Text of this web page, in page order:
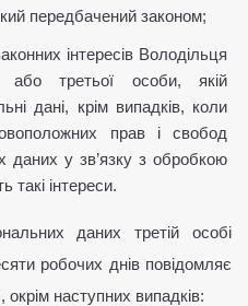
передбачений законом;
інтересів Володільця
або третьої особи, якій
дані, крім випадків, коли
прав і свобод
даних у зв’язку з обробкою
такі інтереси.
даних третій особі
робочих днів повідомляє
наступних випадків: